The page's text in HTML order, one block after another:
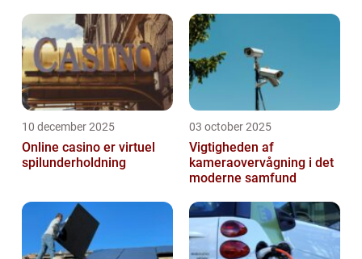
10 december 2025
Online casino er virtuel
spilunderholdning
03 october 2025
Vigtigheden af
kameraovervågning i det
moderne samfund